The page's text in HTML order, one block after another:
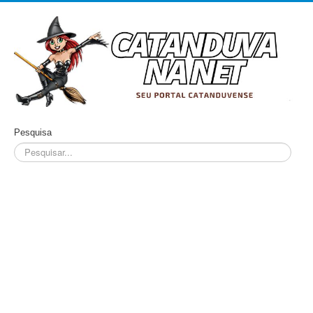
Pesquisa